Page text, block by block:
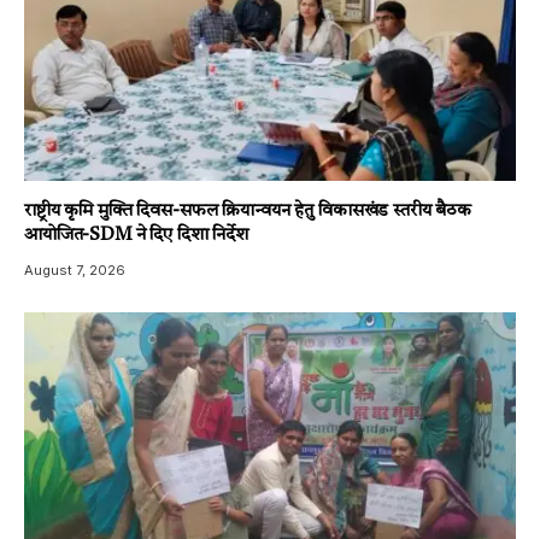
राष्ट्रीय कृमि मुक्ति दिवस-सफल क्रियान्वयन हेतु विकासखंड स्तरीय बैठक
आयोजित-SDM ने दिए दिशा निर्देश
August 7, 2026